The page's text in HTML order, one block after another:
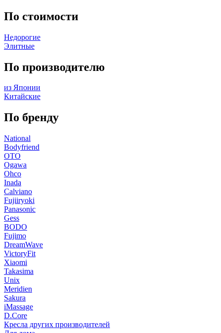
По стоимости
Недорогие
Элитные
По производителю
из Японии
Китайские
По бренду
National
Bodyfriend
OTO
Ogawa
Ohco
Inada
Calviano
Fujiiryoki
Panasonic
Gess
BODO
Fujimo
DreamWave
VictoryFit
Xiaomi
Takasima
Unix
Meridien
Sakura
iMassage
D.Core
Кресла других производителей